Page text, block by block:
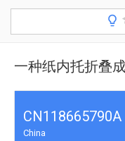
一种纸内托折叠
CN118665790A
China